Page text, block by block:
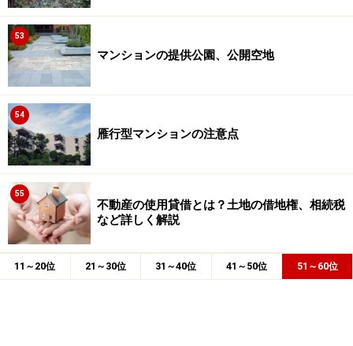
53
マンションの提供公園、公開空地
54
雁行型マンションの注意点
55
不動産の使用貸借とは？土地の借地権、相続税
など詳しく解説
11～20位 21～30位 31～40位 41～50位 51～60位